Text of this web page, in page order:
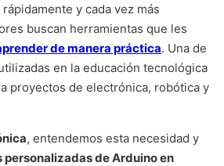
y cada vez más
buscan herramientas que les
de manera práctica. Una de
en la educación tecnológica
proyectos de electrónica, robótica y
, entendemos esta necesidad y
personalizadas de Arduino en